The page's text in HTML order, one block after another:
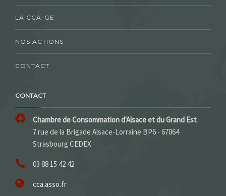
LA CCA-GE
NOS ACTIONS
CONTACT
CONTACT
Chambre de Consommation d'Alsace et du Grand Est
7 rue de la Brigade Alsace-Lorraine BP6 - 67064
Strasbourg CEDEX
03 88 15 42 42
cca.asso.fr